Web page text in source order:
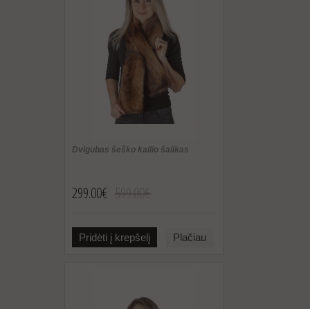
Dvigubas šeško kailio šalikas
299.00€
Pridėti į krepšelį Plačiau